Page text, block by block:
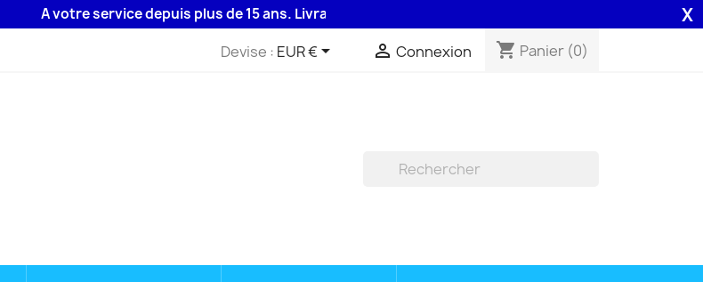
A votre service depuis plus de 15 ans. Livraison 48H assurée par la Poste . X
Devise : EUR €  Connexion shopping_cart Panier (0)